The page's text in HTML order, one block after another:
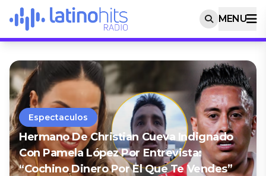
MENU
Espectaculos
Hermano De Christian Cueva Indignado
Con Pamela López Por Entrevista:
“Cochino Dinero Por El Que Te Vendes”